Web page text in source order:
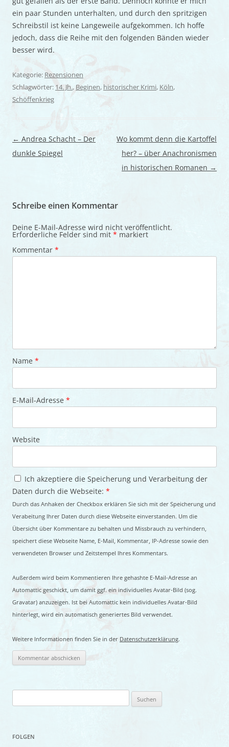
ein paar Stunden unterhalten, und durch den spritzigen
Schreibstil ist keine Langeweile aufgekommen. Ich hoffe
jedoch, dass die Reihe mit den folgenden Bänden wieder
besser wird.
Kategorie: Rezensionen
Schlagwörter: 14. Jh., Beginen, historischer Krimi, Köln,
Schöffenkrieg
Beitragsnavigation
← Andrea Schacht – Der
dunkle Spiegel
Wo kommt denn die Kartoffel
her? – über Anachronismen
in historischen Romanen →
Schreibe einen Kommentar
Deine E-Mail-Adresse wird nicht veröffentlicht.
Erforderliche Felder sind mit * markiert
Kommentar *
Name *
E-Mail-Adresse *
Website
Ich akzeptiere die Speicherung und Verarbeitung der
Daten durch die Webseite: *
Durch das Anhaken der Checkbox erklären Sie sich mit der Speicherung und
Verabeitung Ihrer Daten durch diese Webseite einverstanden. Um die
Übersicht über Kommentare zu behalten und Missbrauch zu verhindern,
speichert diese Webseite Name, E-Mail, Kommentar, IP-Adresse sowie den
verwendeten Browser und Zeitstempel Ihres Kommentars.
Außerdem wird beim Kommentieren Ihre gehashte E-Mail-Adresse an
Automattic geschickt, um damit ggf. ein individuelles Avatar-Bild (sog.
Gravatar) anzuzeigen. Ist bei Automattic kein individuelles Avatar-Bild
hinterlegt, wird ein automatisch generiertes Bild verwendet.
Weitere Informationen finden Sie in der Datenschutzerklärung.
nach:
FOLGEN